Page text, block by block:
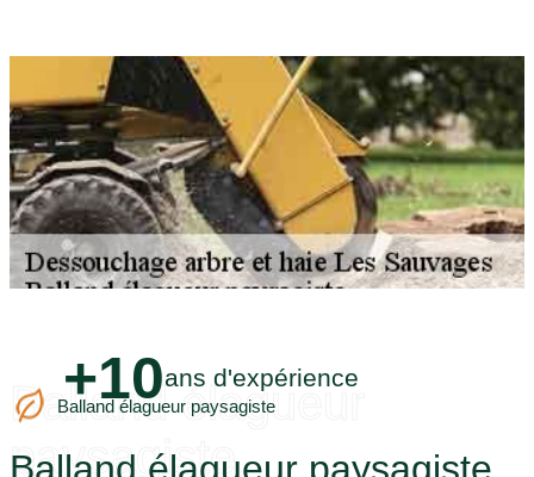
+10ans d'expérience
Balland élagueur paysagiste
Balland élagueur
paysagiste